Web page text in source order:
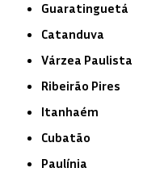
Guaratinguetá
Catanduva
Várzea Paulista
Ribeirão Pires
Itanhaém
Cubatão
Paulínia